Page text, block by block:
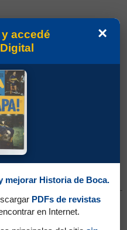
Sánchez
1934). Llegó de Platense,
un buen rendimiento en el
×
accedé
mejorar Historia de Boca.
PDFs de revistas
en Internet.